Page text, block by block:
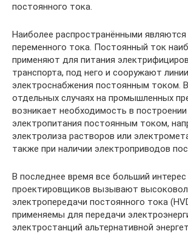
постоянного тока.
Наиболее распространёнными являются
переменного тока. Постоянный ток
применяют для питания
транспорта, под него и сооружают линии
электроснабжения постоянным током.
отдельных случаях на промышленных
возникает необходимость в
электропитания постоянным током,
электролиза растворов или
также при наличии электроприводов
В последнее время все больший интерес
проектировщиков вызывают
электропередачи постоянного тока
применяемы для передачи
электростанций альтернативной